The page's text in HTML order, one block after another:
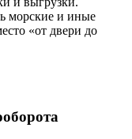
морские и иные
«от двери до